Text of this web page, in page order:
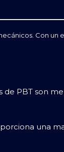
Con un
de PBT son
una